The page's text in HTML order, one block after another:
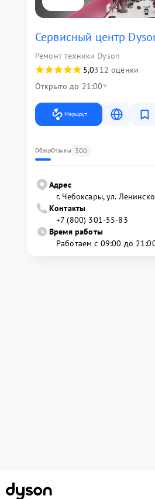
Сервисный центр
Ремонт техники Dyson
5,0312 оценки
Открыто до 21:00
Маршрут
ОбзорОтзывы 300
Адрес
г. Чебоксары, ул.
Контакты
+7 (800) 301-55-83
Время работы
Работаем с 09:00 до